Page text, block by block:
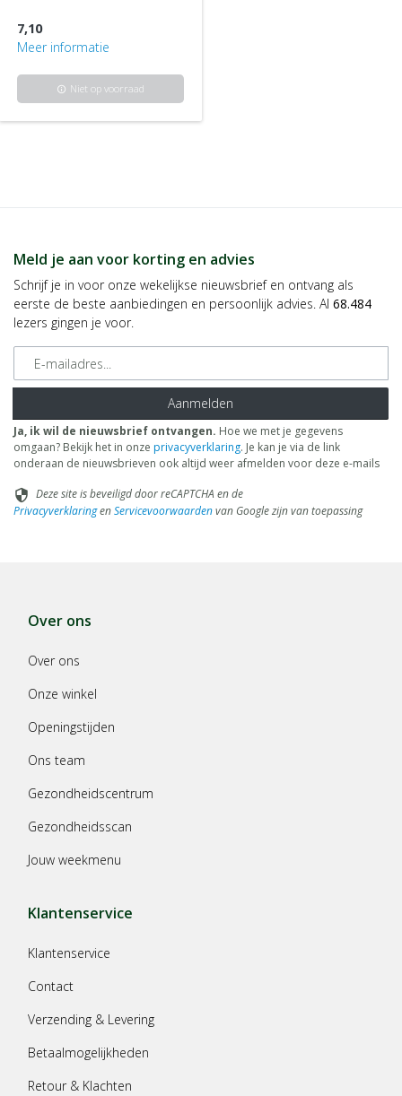
7,10
Meer informatie
info Niet op voorraad
Meld je aan voor korting en advies
Schrijf je in voor onze wekelijkse nieuwsbrief en ontvang als
eerste de beste aanbiedingen en persoonlijk advies. Al 68.484
lezers gingen je voor.
E-mailadres
Aanmelden
Ja, ik wil de nieuwsbrief ontvangen. Hoe we met je gegevens
omgaan? Bekijk het in onze privacyverklaring. Je kan je via de link
onderaan de nieuwsbrieven ook altijd weer afmelden voor deze e-mails
security Deze site is beveiligd door reCAPTCHA en de
PrivacyverklaringenServicevoorwaardenvan Google zijn van toepassing
Over ons
Over ons
Onze winkel
Openingstijden
Ons team
Gezondheidscentrum
Gezondheidsscan
Jouw weekmenu
Klantenservice
Klantenservice
Contact
Verzending & Levering
Betaalmogelijkheden
Retour & Klachten